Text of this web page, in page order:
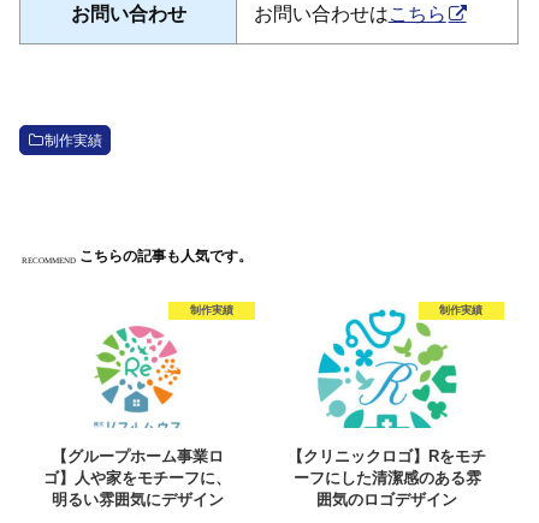
お問い合わせ お問い合わせはこちら
制作実績
RECOMMEND こちらの記事も人気です。
制作実績
【グループホーム事業ロ
ゴ】人や家をモチーフに、
明るい雰囲気にデザイン
制作実績
【クリニックロゴ】Rをモチ
ーフにした清潔感のある雰
囲気のロゴデザイン